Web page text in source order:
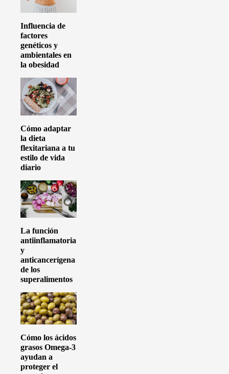
Influencia de
factores
genéticos y
ambientales en
la obesidad
Cómo adaptar
la dieta
flexitariana a tu
estilo de vida
diario
La función
antiinflamatoria
y
anticancerígena
de los
superalimentos
Cómo los ácidos
grasos Omega-3
ayudan a
proteger el